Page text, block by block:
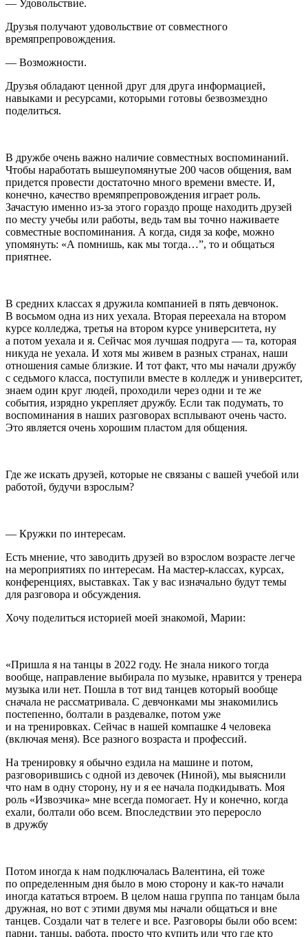
— Удовольствие.
Друзья получают удовольствие от совместного
времяпрепровождения.
— Возможности.
Друзья обладают ценной друг для друга информацией,
навыками и ресурсами, которыми готовы безвозмездно
поделиться.
В дружбе очень важно наличие совместных воспоминаний.
Чтобы наработать вышеупомянутые 200 часов общения, вам
придется провести достаточно много времени вместе. И,
конечно, качество времяпрепровождения играет роль.
Зачастую именно из-за этого гораздо проще находить друзей
по месту учебы или работы, ведь там вы точно наживаете
совместные воспоминания. А когда, сидя за кофе, можно
упомянуть: «А помнишь, как мы тогда…”, то и общаться
приятнее.
В средних классах я дружила компанией в пять девчонок.
В восьмом одна из них уехала. Вторая переехала на втором
курсе колледжа, третья на втором курсе университета, ну
а потом уехала и я. Сейчас моя лучшая подруга — та, которая
никуда не уехала. И хотя мы живем в разных странах, наши
отношения самые близкие. И тот факт, что мы начали дружбу
с седьмого класса, поступили вместе в колледж и университет,
знаем один круг людей, проходили через одни и те же
события, изрядно укрепляет дружбу. Если так подумать, то
воспоминания в наших разговорах всплывают очень часто.
Это является очень хорошим пластом для общения.
Где же искать друзей, которые не связаны с вашей учебой или
работой, будучи взрослым?
— Кружки по интересам.
Есть мнение, что заводить друзей во взрослом возрасте легче
на мероприятиях по интересам. На мастер-классах, курсах,
конференциях, выставках. Так у вас изначально будут темы
для разговора и обсуждения.
Хочу поделиться историей моей знакомой, Марии:
«Пришла я на танцы в 2022 году. Не знала никого тогда
вообще, направление выбирала по музыке, нравится у тренера
музыка или нет. Пошла в тот вид танцев который вообще
сначала не рассматривала. С девчонками мы знакомились
постепенно, болтали в раздевалке, потом уже
и на тренировках. Сейчас в нашей компашке 4 человека
(включая меня). Все разного возраста и профессий.
На тренировку я обычно ездила на машине и потом,
разговорившись с одной из девочек (Ниной), мы выяснили
что нам в одну сторону, ну и я ее начала подкидывать. Моя
роль «Извозчика» мне всегда помогает. Ну и конечно, когда
ехали, болтали обо всем. Впоследствии это переросло
в дружбу
Потом иногда к нам подключалась Валентина, ей тоже
по определенным дня было в мою сторону и как-то начали
иногда кататься втроем. В целом наша группа по танцам была
дружная, но вот с этими двумя мы начали общаться и вне
танцев. Создали чат в телеге и все. Разговоры были обо всем:
парни, танцы, работа, просто что купить или что где кто